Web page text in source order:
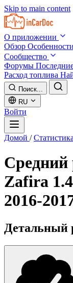
Skip to main content
О приложении
Обзор Особенности
Сообщество
Форумы
Расход топлива
Поиск...
RU
Войти
Домой / Статистика
Средний
Zafira
2016-
Детальный